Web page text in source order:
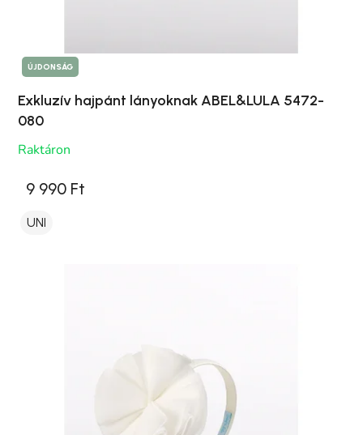
ÚJDONSÁG
Exkluzív hajpánt lányoknak ABEL&LULA 5472-
080
Raktáron
9 990 Ft
UNI